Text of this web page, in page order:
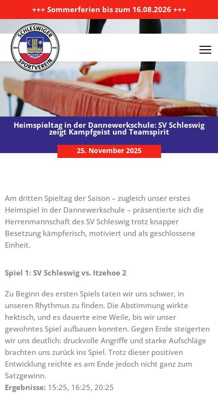
+++ Sommerferien bis zum 16.08.2026 +++
Zum Inhalt springen
Heimspieltag in der Dannewerkschule: SV Schleswig
zeigt Kampfgeist und Teamspirit
25. November 2025
Am dritten Spieltag der Saison – zugleich unser erstes
Heimspiel in der Dannewerkschule – präsentierte sich die
Herrenmannschaft des SV Schleswig trotz knapper
Besetzung kämpferisch, motiviert und als geschlossene
Einheit.
Spiel 1: SV Schleswig vs. Itzehoe 2
Zu Beginn des ersten Spiels taten wir uns schwer, in
unseren Rhythmus zu finden. Die Abstimmung wirkte
hektisch, und es dauerte eine Weile, bis wir unser
gewohntes Spiel aufbauen konnten. Gegen Ende steigerten
wir uns deutlich: druckvolle Angriffe und starke Aufschläge
brachten uns zurück ins Spiel. Trotz dieser positiven
Entwicklung reichte es am Ende jedoch nicht ganz zum
Satzgewinn.
Ergebnisse: 15:25, 16:25, 20:25